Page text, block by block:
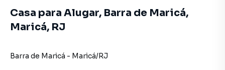
Casa para Alugar, Barra de Maricá,
Maricá, RJ
Barra de Maricá - Maricá/RJ